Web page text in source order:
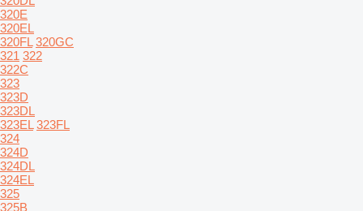
320E
320EL
320FL 320GC
321 322
322C
323
323D
323DL
323EL 323FL
324
324D
324DL
324EL
325
325B